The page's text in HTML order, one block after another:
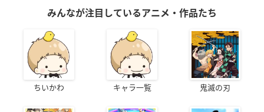
みんなが注目しているアニメ・作品たち
ちいかわ キャラ一覧 鬼滅の刃